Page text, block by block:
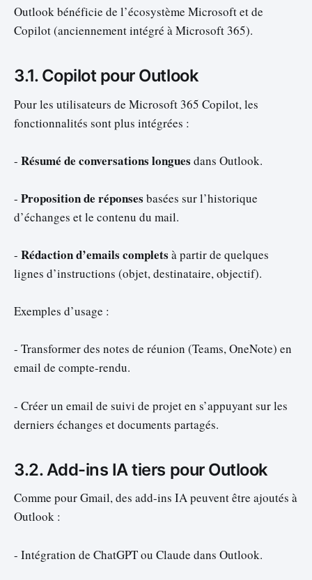
Outlook bénéficie de l’écosystème Microsoft et de
Copilot (anciennement intégré à Microsoft 365).
3.1. Copilot pour Outlook
Pour les utilisateurs de Microsoft 365 Copilot, les
fonctionnalités sont plus intégrées :
- Résumé de conversations longues dans Outlook.
- Proposition de réponses basées sur l’historique
d’échanges et le contenu du mail.
- Rédaction d’emails complets à partir de quelques
lignes d’instructions (objet, destinataire, objectif).
Exemples d’usage :
- Transformer des notes de réunion (Teams, OneNote) en
email de compte-rendu.
- Créer un email de suivi de projet en s’appuyant sur les
derniers échanges et documents partagés.
3.2. Add-ins IA tiers pour Outlook
Comme pour Gmail, des add-ins IA peuvent être ajoutés à
Outlook :
- Intégration de ChatGPT ou Claude dans Outlook.